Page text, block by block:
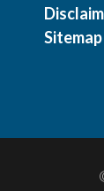
Sitemap